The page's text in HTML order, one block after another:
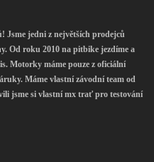
jedni z největších prodejců
Od roku 2010 na pitbike jezdíme a
Motorky máme pouze z oficiální
Máme vlastní závodní team od
jsme si vlastní mx trať pro testování